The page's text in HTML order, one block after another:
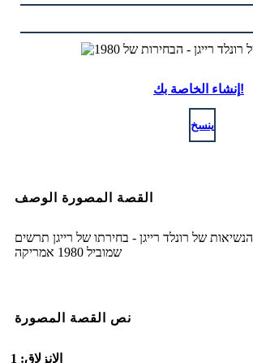
إنشاء الخاصة بك!
ينسخ
القصة المصورة الوصف
הנשיאות של רונלד רייגן - בחירתו של רייגן תרשים T 1980 לעומת קרטר
שמוביל 1980 אמריקה
نص القصة المصورة
الانزلاق: 1